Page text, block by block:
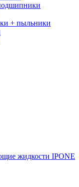
+ пыльники
жидкости IPONE